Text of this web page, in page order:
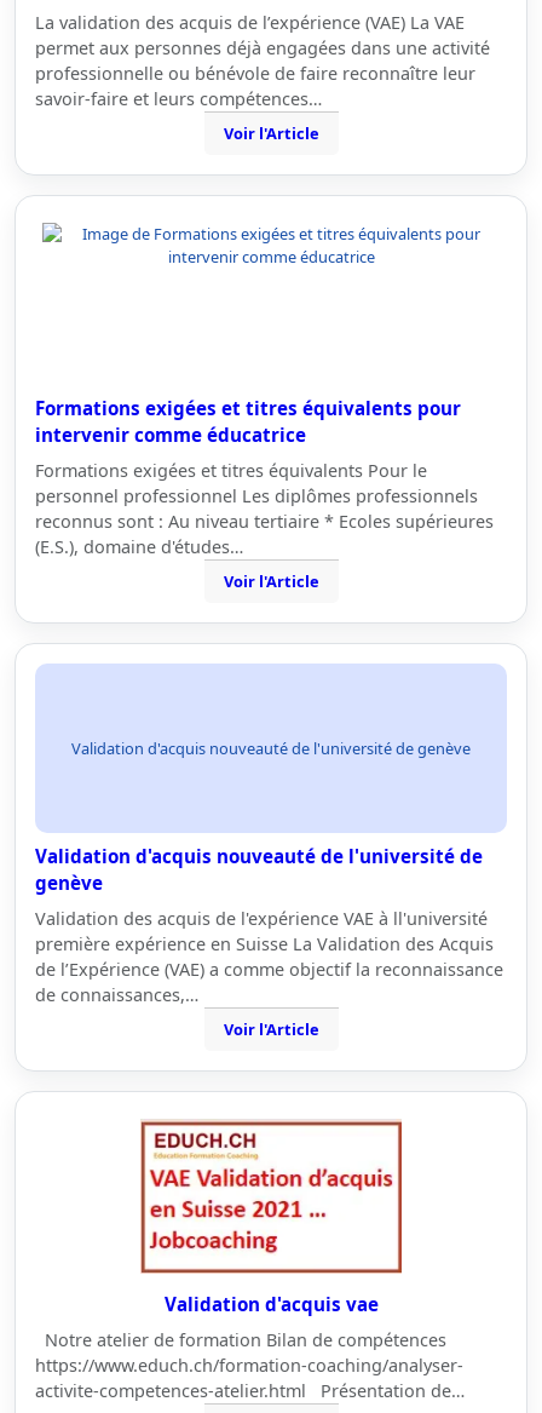
La validation des acquis de l’expérience (VAE) La VAE
permet aux personnes déjà engagées dans une activité
professionnelle ou bénévole de faire reconnaître leur
savoir-faire et leurs compétences…
Voir l'Article
Formations exigées et titres équivalents pour
intervenir comme éducatrice
Formations exigées et titres équivalents Pour le
personnel professionnel Les diplômes professionnels
reconnus sont : Au niveau tertiaire * Ecoles supérieures
(E.S.), domaine d'études…
Voir l'Article
Validation d'acquis nouveauté de l'université de genève
Validation d'acquis nouveauté de l'université de
genève
Validation des acquis de l'expérience VAE à ll'université
première expérience en Suisse La Validation des Acquis
de l’Expérience (VAE) a comme objectif la reconnaissance
de connaissances,…
Voir l'Article
Validation d'acquis vae
Notre atelier de formation Bilan de compétences
https://www.educh.ch/formation-coaching/analyser-
activite-competences-atelier.html Présentation de…